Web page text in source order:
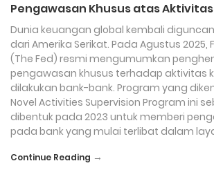
Pengawasan Khusus atas
Dunia keuangan global kembali
dari Amerika Serikat. Pada Agustus 2025,
(The Fed) resmi mengumumkan
pengawasan khusus terhadap aktivitas
dilakukan bank-bank. Program yang
Novel Activities Supervision Program ini
dibentuk pada 2023 untuk memberi
pada bank yang mulai terlibat dalam
Continue Reading →